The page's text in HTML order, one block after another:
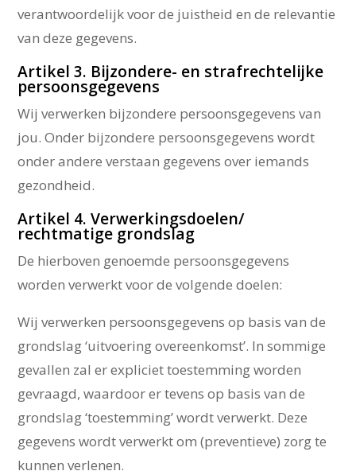
verantwoordelijk voor de juistheid en de relevantie
van deze gegevens.
Artikel 3. Bijzondere- en strafrechtelijke
persoonsgegevens
Wij verwerken bijzondere persoonsgegevens van
jou. Onder bijzondere persoonsgegevens wordt
onder andere verstaan gegevens over iemands
gezondheid.
Artikel 4. Verwerkingsdoelen/
rechtmatige grondslag
De hierboven genoemde persoonsgegevens
worden verwerkt voor de volgende doelen:
Wij verwerken persoonsgegevens op basis van de
grondslag ‘uitvoering overeenkomst’. In sommige
gevallen zal er expliciet toestemming worden
gevraagd, waardoor er tevens op basis van de
grondslag ‘toestemming’ wordt verwerkt. Deze
gegevens wordt verwerkt om (preventieve) zorg te
kunnen verlenen.